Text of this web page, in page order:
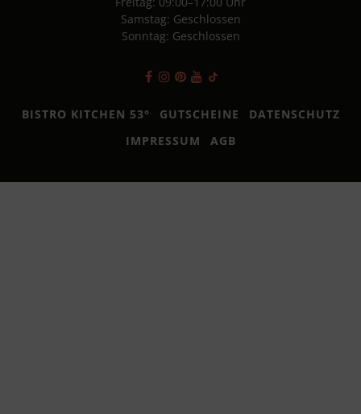
Samstag: Geschlossen
Sonntag: Geschlossen
BISTRO KITCHEN 53° GUTSCHEINE
DATENSCHUTZ
IMPRESSUM
AGB